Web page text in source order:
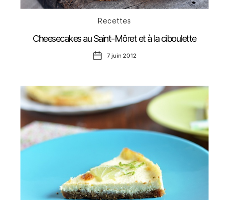
Catégories
Recettes
Cheesecakes au Saint-Môret et à la ciboulette
Date
de
7 juin 2012